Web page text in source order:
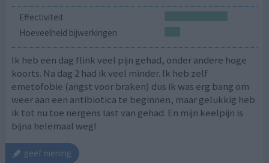
Effectiviteit
Hoeveelheid bijwerkingen
Ik heb een dag flink veel pijn gehad, onder andere hoge
koorts. Na dag 2 had ik veel minder. Ik heb zelf
emetofobie (angst voor braken) dus ik was erg bang om
weer aan een antibiotica te beginnen, maar gelukkig heb
ik tot nu toe nergens last van gehad. En mijn keelpijn is
bijna helemaal weg!
geef mening